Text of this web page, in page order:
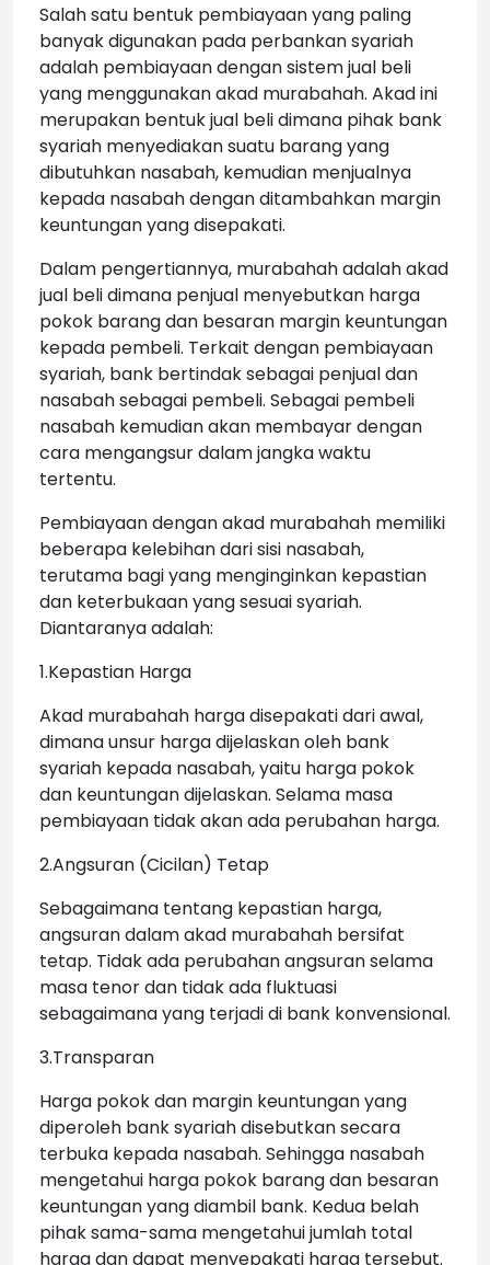
Salah satu bentuk pembiayaan yang paling
banyak digunakan pada perbankan syariah
adalah pembiayaan dengan sistem jual beli
yang menggunakan akad murabahah. Akad ini
merupakan bentuk jual beli dimana pihak bank
syariah menyediakan suatu barang yang
dibutuhkan nasabah, kemudian menjualnya
kepada nasabah dengan ditambahkan margin
keuntungan yang disepakati.
Dalam pengertiannya, murabahah adalah akad
jual beli dimana penjual menyebutkan harga
pokok barang dan besaran margin keuntungan
kepada pembeli. Terkait dengan pembiayaan
syariah, bank bertindak sebagai penjual dan
nasabah sebagai pembeli. Sebagai pembeli
nasabah kemudian akan membayar dengan
cara mengangsur dalam jangka waktu
tertentu.
Pembiayaan dengan akad murabahah memiliki
beberapa kelebihan dari sisi nasabah,
terutama bagi yang menginginkan kepastian
dan keterbukaan yang sesuai syariah.
Diantaranya adalah:
1.Kepastian Harga
Akad murabahah harga disepakati dari awal,
dimana unsur harga dijelaskan oleh bank
syariah kepada nasabah, yaitu harga pokok
dan keuntungan dijelaskan. Selama masa
pembiayaan tidak akan ada perubahan harga.
2.Angsuran (Cicilan) Tetap
Sebagaimana tentang kepastian harga,
angsuran dalam akad murabahah bersifat
tetap. Tidak ada perubahan angsuran selama
masa tenor dan tidak ada fluktuasi
sebagaimana yang terjadi di bank konvensional.
3.Transparan
Harga pokok dan margin keuntungan yang
diperoleh bank syariah disebutkan secara
terbuka kepada nasabah. Sehingga nasabah
mengetahui harga pokok barang dan besaran
keuntungan yang diambil bank. Kedua belah
pihak sama-sama mengetahui jumlah total
harga dan dapat menyepakati harga tersebut.